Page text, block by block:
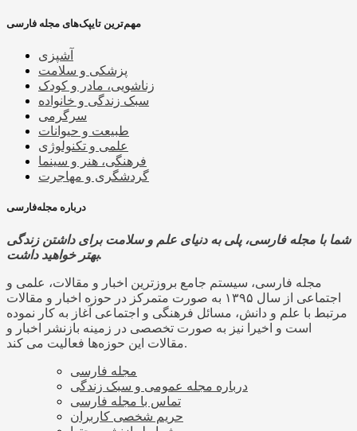
مهم‌ترین تایپک‌های مجله فارسی
آشپزی
پزشکی و سلامت
زناشویی، مادر و کودک
سبک زندگی و خانواده
سرگرمی
طبیعت و حیوانات
علمی و تکنولوژی
فرهنگی، هنر و سینما
گردشگری و مهاجرت
درباره مجله‌فارسی
شما با مجله فارسی، پلی به دنیای علم و سلامت برای داشتن زندگی
بهتر خواهید داشت.
مجله فارسی، سیستم جامع بروزترین اخبار و مقالات، علمی و
اجتماعی از سال ۱۳۹۵ به صورت متمرکز در حوزه اخبار و مقالات
مرتبط با علم و دانش، مسائل فرهنگی و اجتماعی آغاز به کار نموده
است و اخیرا نیز به صورت تخصصی در زمینه بازنشر اخبار و
مقالات این حوزه‌ها فعالیت می کند.
مجله فارسی
درباره مجله عمومی و سبک زندگی
تماس با مجله فارسی
حریم شخصی کاربران